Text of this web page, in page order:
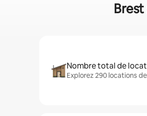
Nombre total de
Explorez 290 locations